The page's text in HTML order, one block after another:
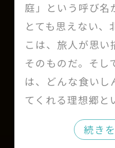
庭」という呼び名
とても思えない、
こは、旅人が思
そのものだ。そし
は、どんな食いし
てくれる理想郷と
続き